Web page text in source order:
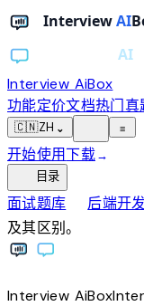
Interview AiBox
功能定价文档热门真
🇨🇳ZH ⌄ ≡
开始使用下载→
目录
面试题库chevron_right后端开发
及其区别。
Interview AiBox